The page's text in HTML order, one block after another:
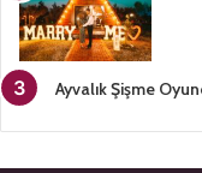
Ayvalık Şişme